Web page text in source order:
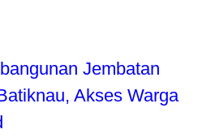
Jembatan
Akses Warga